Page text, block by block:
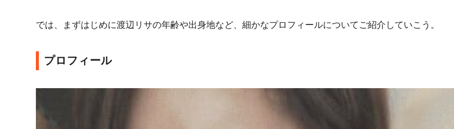
では、まずはじめに渡辺リサの年齢や出身地など、細かなプロフィールについてご紹介していこう。
プロフィール